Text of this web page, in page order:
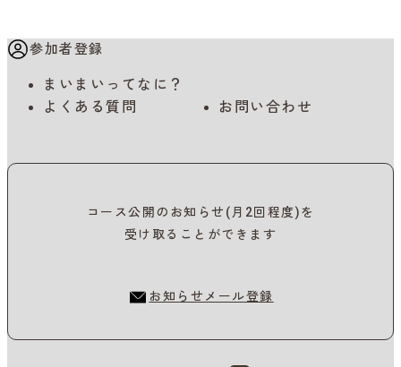
参加者登録
まいまいってなに？
よくある質問
お問い合わせ
コース公開のお知らせ(月2回程度)を
受け取ることができます
お知らせメール登録